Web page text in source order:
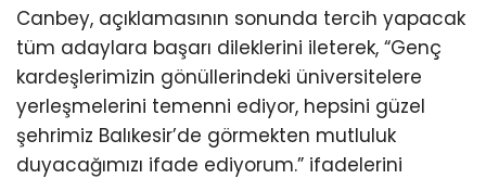
Canbey, açıklamasının sonunda tercih yapacak
tüm adaylara başarı dileklerini ileterek, “Genç
kardeşlerimizin gönüllerindeki üniversitelere
yerleşmelerini temenni ediyor, hepsini güzel
şehrimiz Balıkesir’de görmekten mutluluk
duyacağımızı ifade ediyorum.” ifadelerini